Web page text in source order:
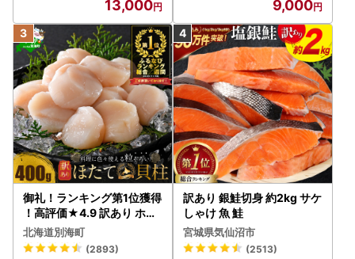
インマスカット フルーツ
13,000 9,000
御礼！ランキング第1位獲得
！高評価★4.9 訳あり ホタ
テ 400g（ほたて 帆立 貝柱
冷凍 ）
北海道別海町
(2893)
訳あり 銀鮭切身 約2kg サケ
しゃけ 魚 鮭
宮城県気仙沼市
(2513)